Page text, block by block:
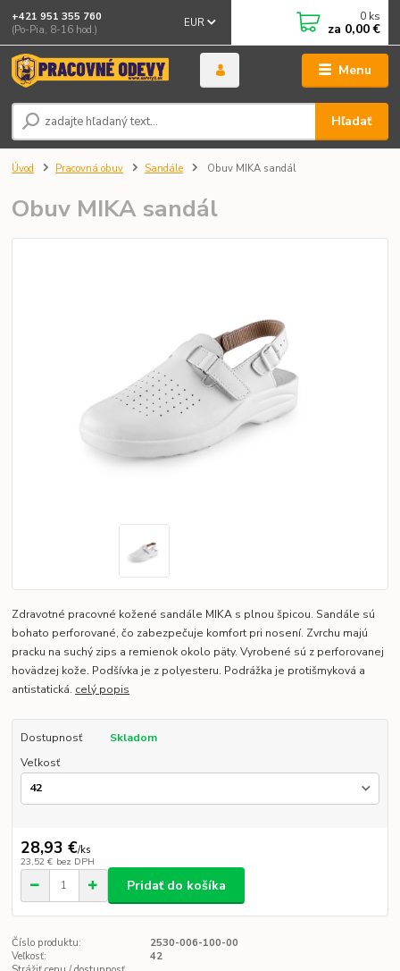
Menu
EUR
Hľadať
+421 951 355 760
(Po-Pia, 8-16 hod.)
0 ks
za 0,00 €
Úvod Pracovná obuv Sandále Obuv MIKA sandál
Obuv MIKA sandál
Zdravotné pracovné kožené sandále MIKA s plnou špicou. Sandále sú
bohato perforované, čo zabezpečuje komfort pri nosení. Zvrchu majú
pracku na suchý zips a remienok okolo päty. Vyrobené sú z perforovanej
hovädzej kože. Podšívka je z polyesteru. Podrážka je protišmyková a
antistatická. celý popis
Dostupnosť
Skladom
Veľkosť
28,93 €/ks
23,52 € bez DPH
Pridať do košíka
Číslo produktu:
2530-006-100-00
Veľkosť:
42